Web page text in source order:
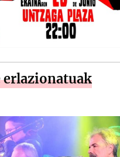
erlazionatuak